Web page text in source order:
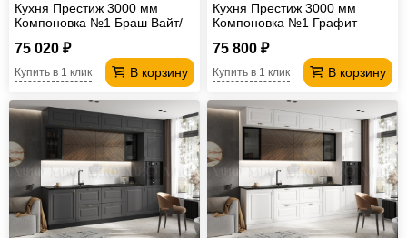
Кухня Престиж 3000 мм
Компоновка №1 Браш Вайт/
75 020 ₽
В корзину
Купить в 1 клик
Кухня Престиж 3000 мм
Компоновка №1 Графит
75 800 ₽
В корзину
Купить в 1 клик